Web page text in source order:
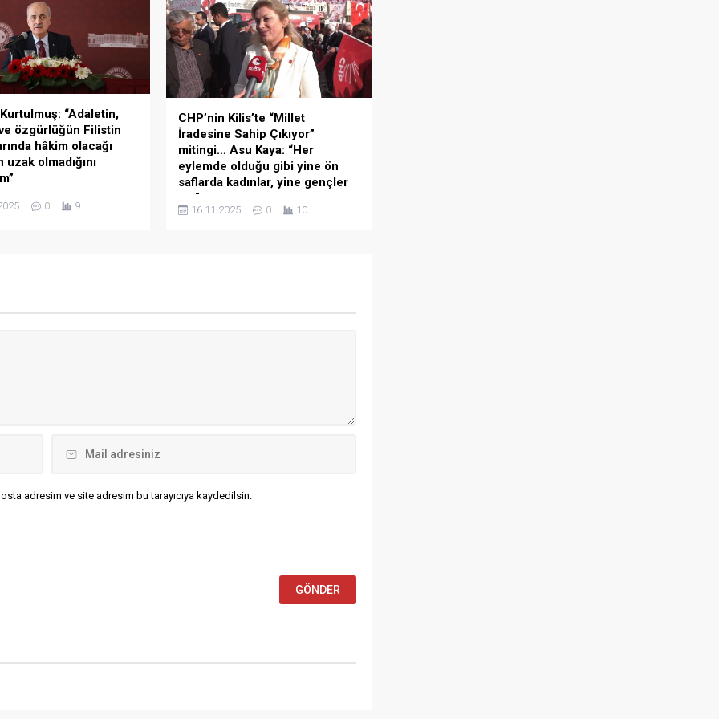
Haydar Marakcı ve Elmalı
Müslüman, tıpkı Medine’de olduğu...
“Adaletin,
ve özgürlüğün Filistin
hâkim olacağı
olmadığını
Numan
Filistin Devleti’nin ilanının
inancımı yineliyor;
0 9
CHP’nin Kilis’te “Millet
İradesine Sahip Çıkıyor”
mitingi… Asu Kaya: “Her
eylemde olduğu gibi yine ön
saflarda kadınlar, yine gençler
var”
CHP Genel Başkan Yardımcısı Asu
ön saflarda kadınlar var, yine
16.11.2025 0 10
adresim ve site adresim bu tarayıcıya kaydedilsin.